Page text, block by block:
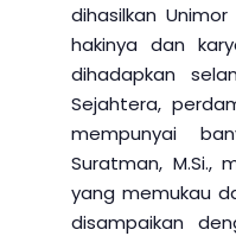
dihasilkan
hakinya dan
dihadapkan
Sejahtera,
mempunyai
Suratman, M.Si.,
yang memukau
disampaikan